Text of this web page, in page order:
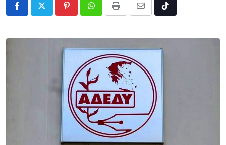
PinterestWhatsappPrint
Share
Email
Tiktok